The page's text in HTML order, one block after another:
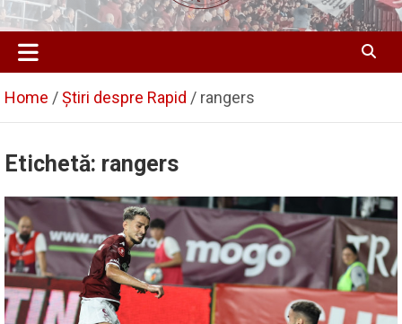
Home Știri despre Rapid rangers
Etichetă: rangers